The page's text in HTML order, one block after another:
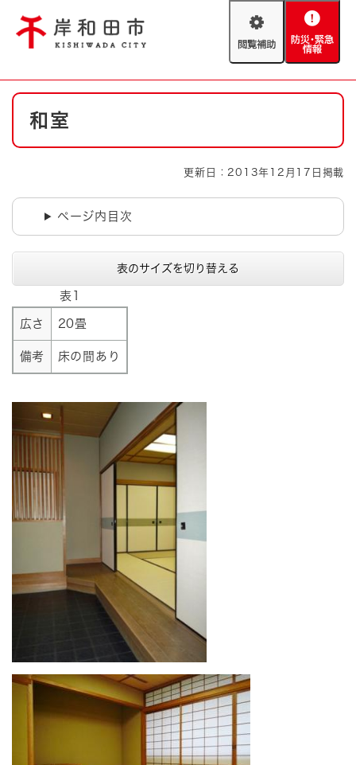
閲
助
防
緊
やさしい日本語
背景色変更 白 黒 青
ハザードマップ AED設置箇所
本
和室
更新日：2013年12月17日掲載
ページ内目次
表のサイズを切り替える
表1
広さ 20畳
備考 床の間あり